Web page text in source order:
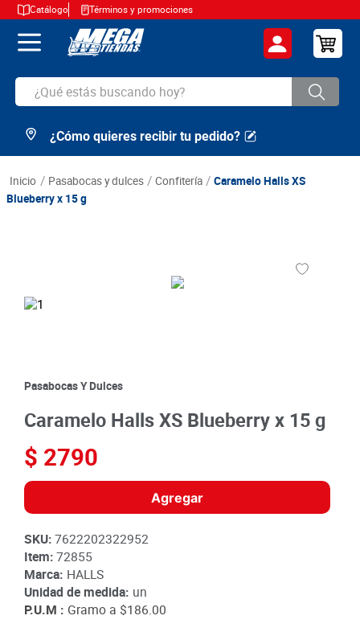
Catálogo Términos y promociones
¿Qué estás buscando hoy?
TÉRMINOS MÁS BUSCADOS
2.
arroz
9.
queso
10. papa
¿Cómo quieres recibir tu pedido?
pasabocas y dulces confitería
Caramelo Halls XS
Blueberry x 15 g
Pasabocas Y Dulces
Caramelo Halls XS Blueberry x 15 g
$ 2790
Agregar
SKU:7622202322952
Item:72855
Marca: HALLS
Unidad de medida: un
P.U.M : Gramo a $186.00